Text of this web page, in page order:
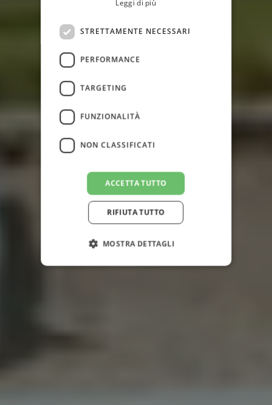
Leggi di più
STRETTAMENTE NECESSARI
PERFORMANCE
TARGETING
FUNZIONALITÀ
NON CLASSIFICATI
ACCETTA TUTTO
RIFIUTA TUTTO
MOSTRA DETTAGLI